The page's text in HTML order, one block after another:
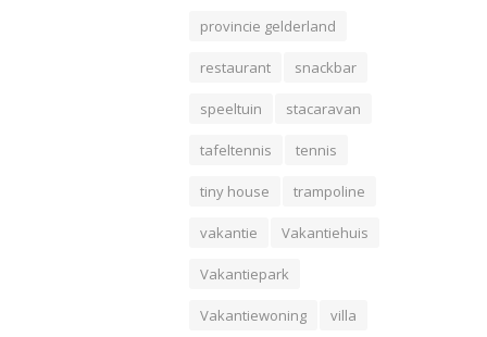
provincie gelderland
restaurant snackbar
speeltuin stacaravan
tafeltennis tennis
tiny house trampoline
vakantie Vakantiehuis
Vakantiepark
Vakantiewoning villa